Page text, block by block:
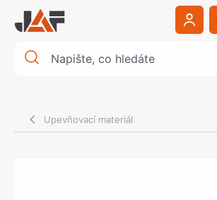
Upevňovací materiál